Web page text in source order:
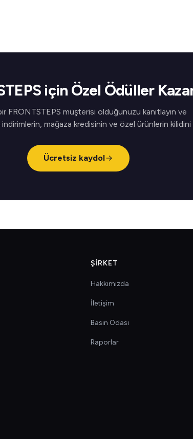
için Özel Ödüller
FRONTSTEPS müşterisi olduğunuzu kanıtlayın ve
mağaza kredisinin ve özel ürünlerin kilidini
Ücretsiz kaydol
ŞIRKET
Hakkımızda
İletişim
Basın Odası
Raporlar